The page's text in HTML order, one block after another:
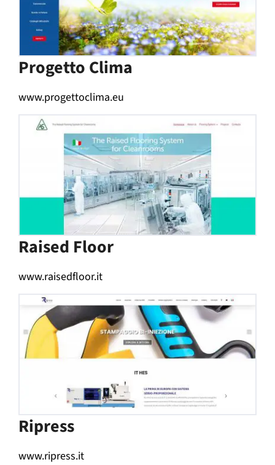
Progetto Clima
www.progettoclima.eu
Raised Floor
www.raisedfloor.it
Ripress
www.ripress.it